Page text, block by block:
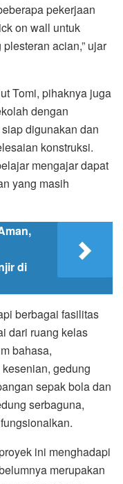
pekerjaan
on wall untuk
acian,” ujar
Tomi, pihaknya juga
dengan
digunakan dan
konstruksi.
mengajar dapat
yang masih
di
berbagai fasilitas
dari ruang kelas
bahasa,
gedung
sepak bola dan
serbaguna,
ini menghadapi
merupakan